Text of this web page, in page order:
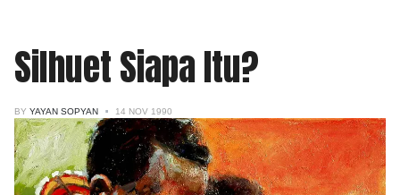
Silhuet Siapa Itu?
BY YAYAN SOPYAN 14 NOV 1990